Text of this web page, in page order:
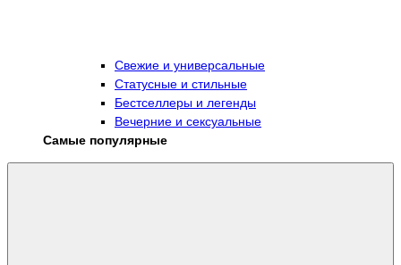
Свежие и универсальные
Статусные и стильные
Бестселлеры и легенды
Вечерние и сексуальные
Самые популярные